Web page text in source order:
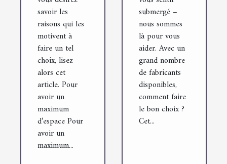
savoir les
raisons qui les
motivent à
faire un tel
choix, lisez
alors cet
article. Pour
avoir un
maximum
d’espace Pour
avoir un
maximum...
submergé –
nous sommes
là pour vous
aider. Avec un
grand nombre
de fabricants
disponibles,
comment faire
le bon choix ?
Cet...